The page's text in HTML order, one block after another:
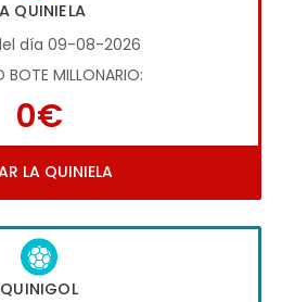
QUINIELA
día 09-08-2026
BOTE MILLONARIO:
0€
LA QUINIELA
QUINIGOL